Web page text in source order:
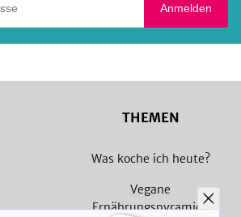
Anmelden
THEMEN
Was koche ich heute?
Vegane
Ernährungspyramide